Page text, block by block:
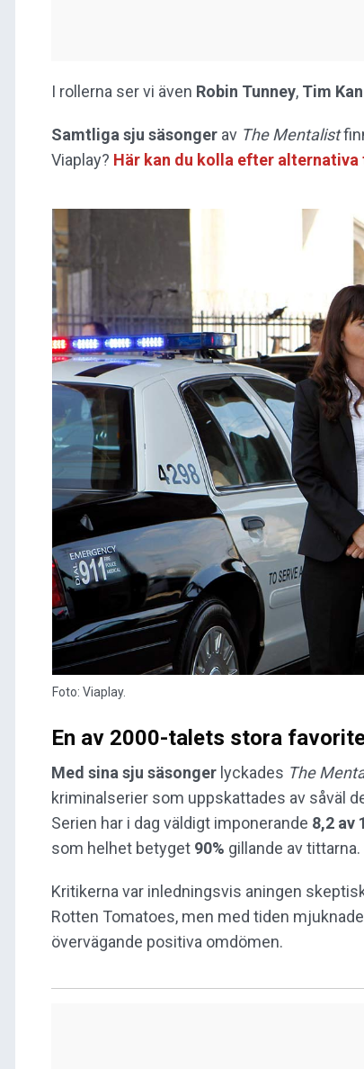
I rollerna ser vi även Robin Tunney, Tim
Samtliga sju säsonger av The Mentalist
Viaplay? Här kan du kolla efter
Foto: Viaplay.
En av 2000-talets stora
Med sina sju säsonger lyckades The
kriminalserier som uppskattades av såväl
Serien har i dag väldigt imponerande 8,2 av
som helhet betyget 90% gillande av tittarna.
Kritikerna var inledningsvis aningen
Rotten Tomatoes, men med tiden
övervägande positiva omdömen.